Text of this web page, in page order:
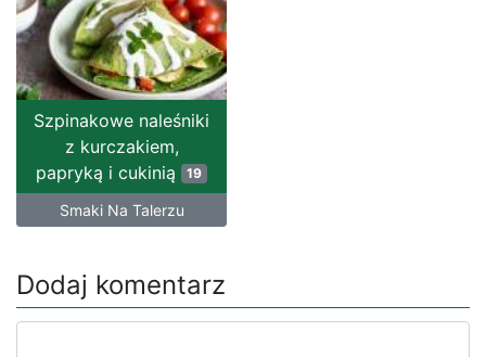
Szpinakowe naleśniki
z kurczakiem,
papryką i cukinią 19
Smaki Na Talerzu
Dodaj komentarz